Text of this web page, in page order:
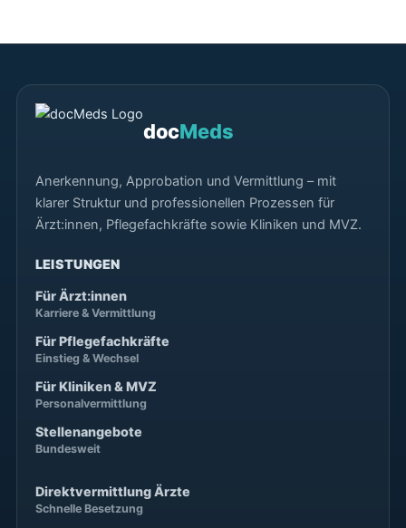
docMeds
Anerkennung, Approbation und Vermittlung – mit
klarer Struktur und professionellen Prozessen für
Ärzt:innen, Pflegefachkräfte sowie Kliniken und MVZ.
LEISTUNGEN
Für Ärzt:innen
Karriere & Vermittlung
Für Pflegefachkräfte
Einstieg & Wechsel
Für Kliniken & MVZ
Personalvermittlung
Stellenangebote
Bundesweit
Direktvermittlung Ärzte
Schnelle Besetzung